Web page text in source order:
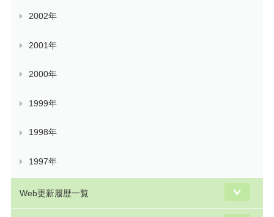
2002年
2001年
2000年
1999年
1998年
1997年
Web更新履歴一覧